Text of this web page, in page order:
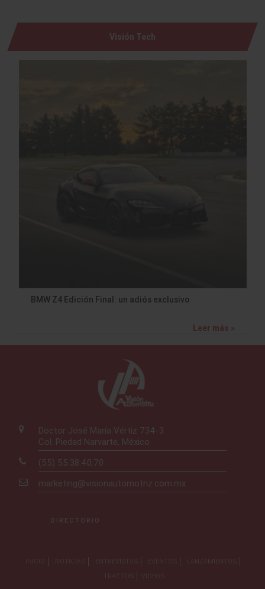
Visión Tech
BMW Z4 Edición Final: un adiós exclusivo
Leer más »
Doctor José María Vértiz 734-3
Col. Piedad Narvarte, México
(55) 55.38.40.70
marketing@visionautomotriz.com.mx
DIRECTORIO
INICIO NOTICIAS ENTREVISTAS EVENTOS
LANZAMIENTOS
TRACTOS
VIDEOS